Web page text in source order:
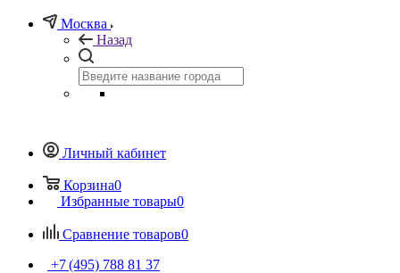
Москва
Назад
Личный кабинет
Корзина0
Избранные товары0
Сравнение товаров0
+7 (495) 788 81 37